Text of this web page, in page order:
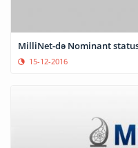
MilliNet-də Nominant
15-12-2016